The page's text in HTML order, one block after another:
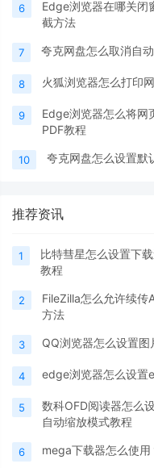
6
Edge浏览器在哪关闭
截方法
7 夸克网盘怎么取消自
8 火狐浏览器怎么打印
9
Edge浏览器怎么将网
PDF教程
10 夸克网盘怎么设置默
推荐资讯
1
比特彗星怎么设置下
教程
2
FileZilla怎么允许续传
方法
3 QQ浏览器怎么设置
4 edge浏览器怎么设置
5
数科OFD阅读器怎么
自动缩放模式教程
6 mega下载器怎么使